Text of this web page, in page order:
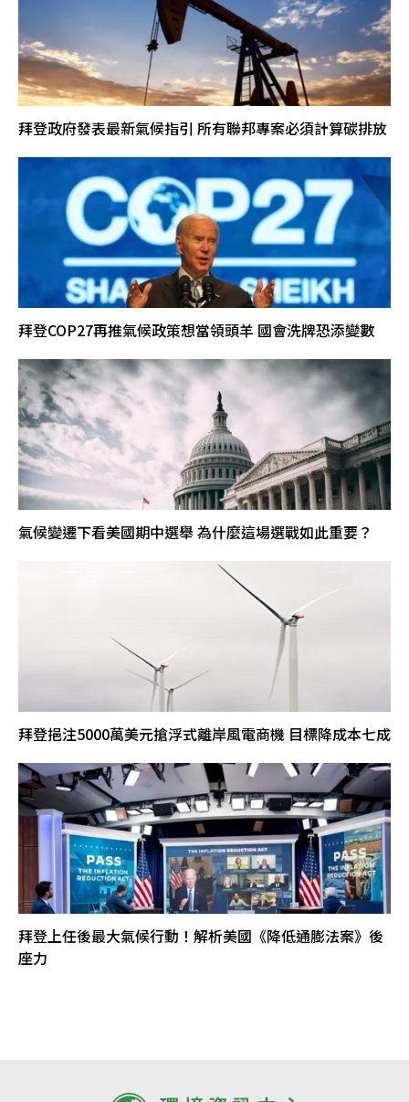
拜登政府發表最新氣候指引 所有聯邦專案必須計算碳排放
拜登COP27再推氣候政策想當領頭羊 國會洗牌恐添變數
氣候變遷下看美國期中選舉 為什麼這場選戰如此重要？
拜登挹注5000萬美元搶浮式離岸風電商機 目標降成本七成
拜登上任後最大氣候行動！解析美國《降低通膨法案》後
座力